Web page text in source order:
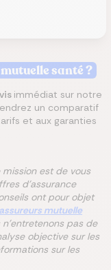
santé ?
immédiat sur notre
un comparatif
et aux garanties
est de vous
d'assurance
ont pour objet
assureurs mutuelle
pas de
objective sur les
sur les